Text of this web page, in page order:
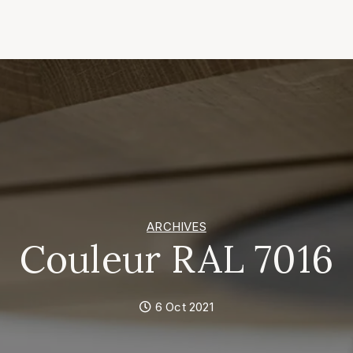
ARCHIVES
Couleur RAL 7016
6 Oct 2021